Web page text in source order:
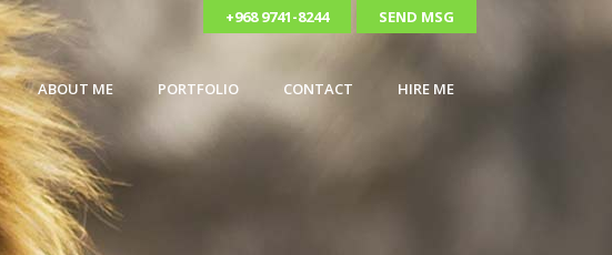
+968 9741-8244 SEND MSG
ABOUT ME PORTFOLIO CONTACT HIRE ME